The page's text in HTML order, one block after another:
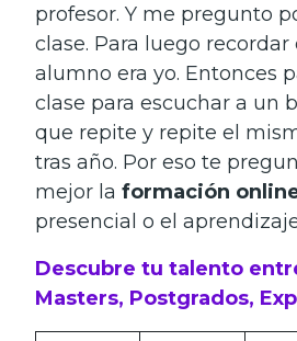
profesor. Y me pregunto
clase. Para luego recordar
alumno era yo. Entonces
clase para escuchar a un
que repite y repite el
tras año. Por eso te
mejor la formación
presencial o el
Descubre tu talento
Masters, Postgrados,